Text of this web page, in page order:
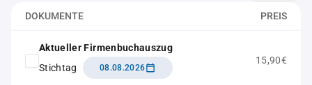
DOKUMENTE PREIS
Aktueller Firmenbuchauszug
Stichtag
08.08.2026
15,90€